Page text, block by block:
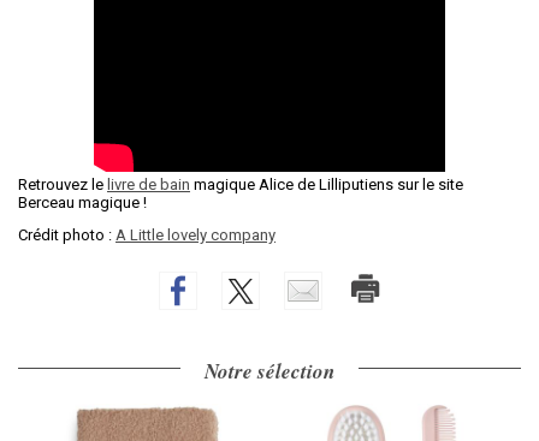
Retrouvez le livre de bain magique Alice de Lilliputiens sur le site
Berceau magique !
Crédit photo : A Little lovely company
Notre sélection